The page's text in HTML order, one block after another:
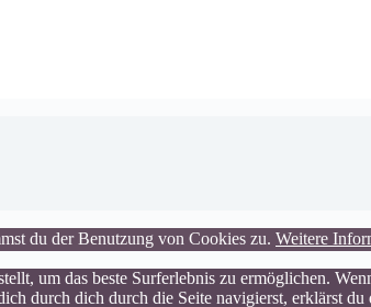
du der Benutzung von Cookies zu. Weitere
um das beste Surferlebnis zu ermöglichen.
durch dich durch die Seite navigierst, erklärst